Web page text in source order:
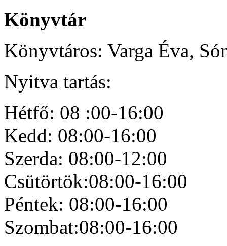
Könyvtár
Könyvtáros: Varga Éva,
Nyitva tartás:
Hétfő: 08 :00-16:00
Kedd: 08:00-16:00
Szerda: 08:00-12:00
Csütörtök:08:00-16:00
Péntek: 08:00-16:00
Szombat:08:00-16:00